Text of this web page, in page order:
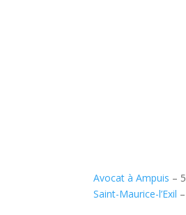
Avocat à Ampuis –
Saint-Maurice-l’Exil